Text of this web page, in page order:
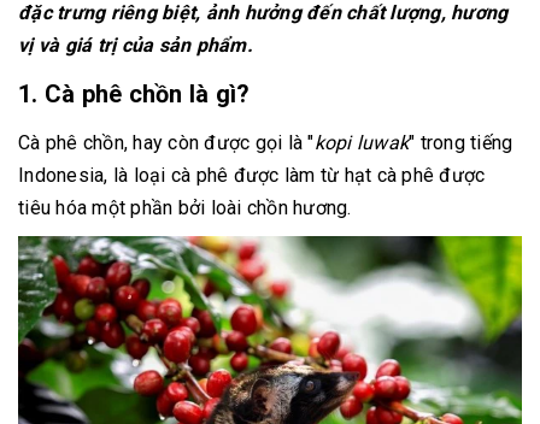
đặc trưng riêng biệt, ảnh hưởng đến chất lượng, hương
vị và giá trị của sản phẩm.
1. Cà phê chồn là gì?
Cà phê chồn, hay còn được gọi là "kopi luwak" trong tiếng
Indonesia, là loại cà phê được làm từ hạt cà phê được
tiêu hóa một phần bởi loài chồn hương.